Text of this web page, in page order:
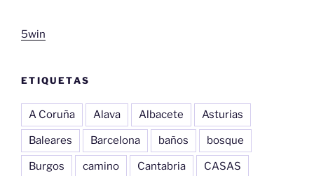
5win
ETIQUETAS
A Coruña Alava Albacete Asturias
Baleares Barcelona baños bosque
Burgos camino Cantabria CASAS